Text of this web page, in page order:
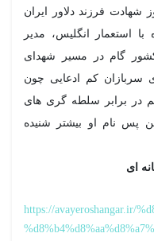
شهادت فرزند دلاور ایران
استعمار انگلیس، مدیر
کشور گام در مسیر شهدای
سربازان کم ادعایی چون
در برابر سلطه گری های
پس نام او بیشتر شنیده
ای
https://avayeroshangar.ir/